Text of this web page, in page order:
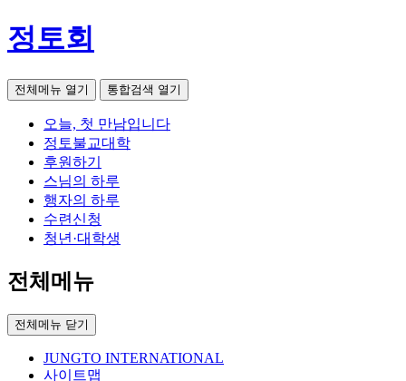
정토회
전체메뉴 열기 통합검색 열기
오늘, 첫 만남입니다
정토불교대학
후원하기
스님의 하루
행자의 하루
수련신청
청년·대학생
전체메뉴
전체메뉴 닫기
JUNGTO INTERNATIONAL
사이트맵